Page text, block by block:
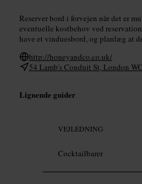
Reserver bord i forvejen når det er
eventuelle kostbehov ved
have et vinduesbord, og planlæg at
http://honeyandco.co.uk/
54 Lamb's Conduit St, London
Lignende guider
VEJLEDNING
Cocktailbarer